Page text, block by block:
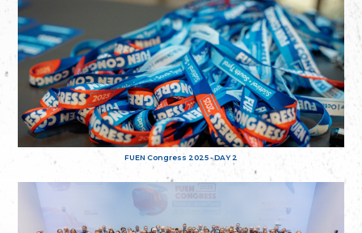
FUEN Congress 2025 - DAY 2